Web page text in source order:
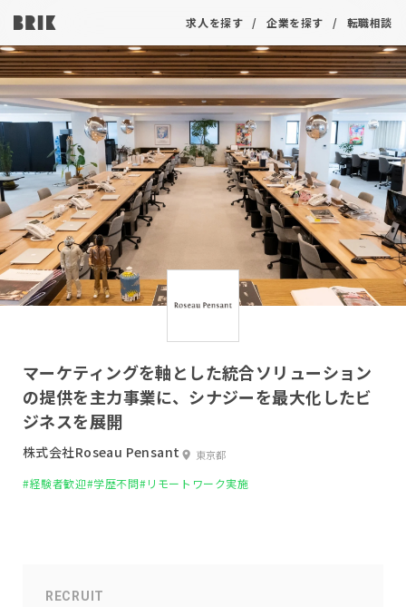
求人を探す 企業を探す 転職相談
マーケティングを軸とした統合ソリューション
の提供を主力事業に、シナジーを最大化したビ
ジネスを展開
株式会社Roseau Pensant 東京都
#経験者歓迎#学歴不問#リモートワーク実施
RECRUIT